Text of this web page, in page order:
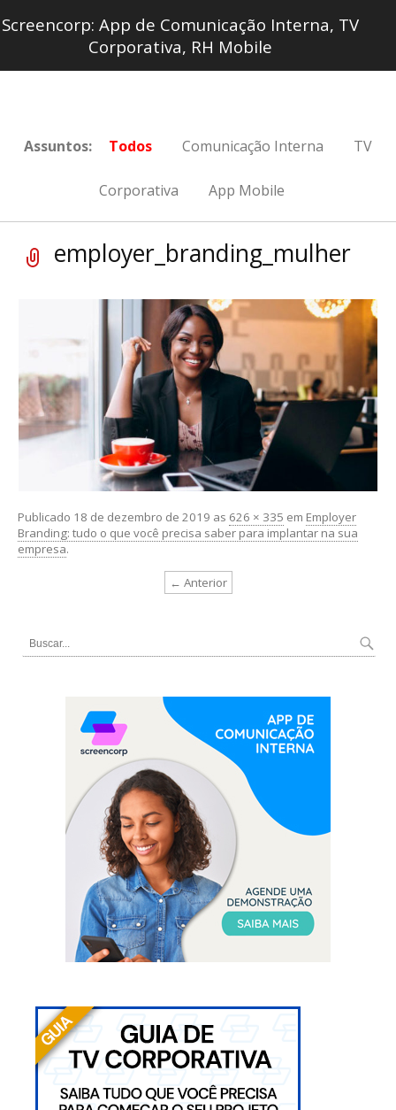
Screencorp: App de Comunicação Interna, TV
Corporativa, RH Mobile
Assuntos: Todos Comunicação Interna TV
Corporativa App Mobile
employer_branding_mulher
Publicado 18 de dezembro de 2019 as 626 × 335 em Employer
Branding: tudo o que você precisa saber para implantar na sua
empresa.
← Anterior